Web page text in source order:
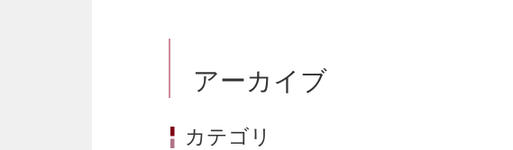
アーカイブ
カテゴリ